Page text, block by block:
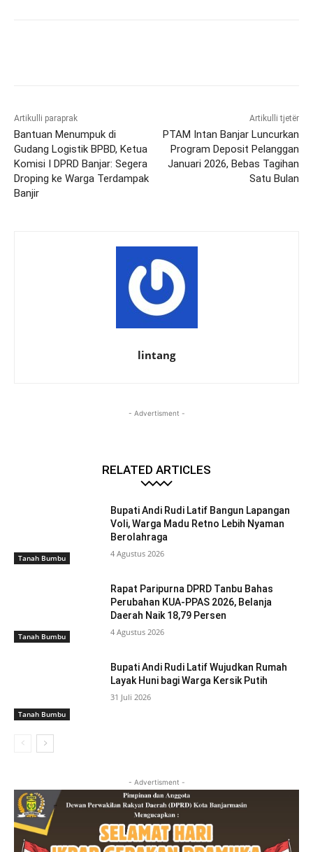
Artikulli paraprak
Bantuan Menumpuk di
Gudang Logistik BPBD, Ketua
Komisi I DPRD Banjar: Segera
Droping ke Warga Terdampak
Banjir
Artikulli tjetër
PTAM Intan Banjar Luncurkan
Program Deposit Pelanggan
Januari 2026, Bebas Tagihan
Satu Bulan
lintang
- Advertisment -
RELATED ARTICLES
Tanah Bumbu
Bupati Andi Rudi Latif Bangun Lapangan
Voli, Warga Madu Retno Lebih Nyaman
Berolahraga
4 Agustus 2026
Tanah Bumbu
Rapat Paripurna DPRD Tanbu Bahas
Perubahan KUA-PPAS 2026, Belanja
Daerah Naik 18,79 Persen
4 Agustus 2026
Tanah Bumbu
Bupati Andi Rudi Latif Wujudkan Rumah
Layak Huni bagi Warga Kersik Putih
31 Juli 2026
- Advertisment -